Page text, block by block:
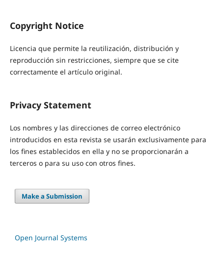
Copyright Notice
Licencia que permite la reutilización, distribución y
reproducción sin restricciones, siempre que se cite
correctamente el artículo original.
Privacy Statement
Los nombres y las direcciones de correo electrónico
introducidos en esta revista se usarán exclusivamente para
los fines establecidos en ella y no se proporcionarán a
terceros o para su uso con otros fines.
Make a Submission
Open Journal Systems